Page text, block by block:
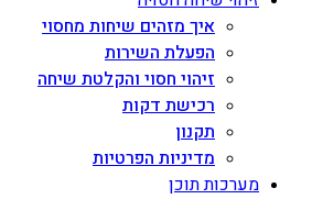
איך מזהים שיחות מחסוי
הפעלת השירות
זיהוי חסוי והקלטת שיחה
רכישת דקות
תקנון
מדיניות הפרטיות
מערכות תוכן